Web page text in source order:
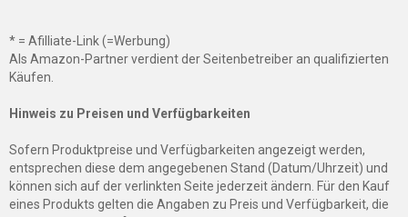
* = Afilliate-Link (=Werbung)
Als Amazon-Partner verdient der Seitenbetreiber an qualifizierten
Käufen.
Hinweis zu Preisen und Verfügbarkeiten
Sofern Produktpreise und Verfügbarkeiten angezeigt werden,
entsprechen diese dem angegebenen Stand (Datum/Uhrzeit) und
können sich auf der verlinkten Seite jederzeit ändern. Für den Kauf
eines Produkts gelten die Angaben zu Preis und Verfügbarkeit, die